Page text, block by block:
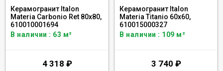
Керамогранит Italon
Materia Carbonio Ret 80x80,
610010001694
В наличии : 63 м²
4 318 ₽
Керамогранит Italon
Materia Titanio 60x60,
610015000327
В наличии : 109 м²
3 740 ₽